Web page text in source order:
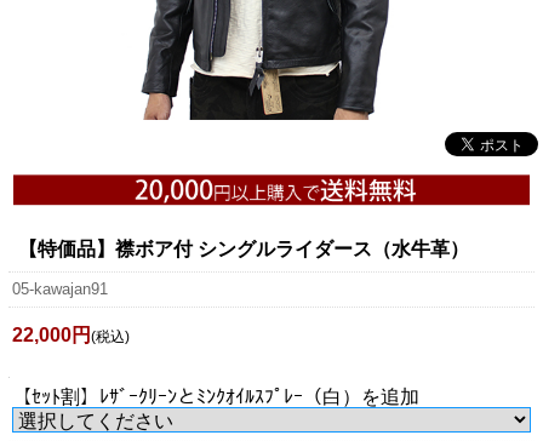
【特価品】襟ボア付 シングルライダース（水牛革）
05-kawajan91
22,000円 (税込)
【ｾｯﾄ割】ﾚｻﾞｰｸﾘｰﾝとﾐﾝｸｵｲﾙｽﾌﾟﾚｰ（白）を追加